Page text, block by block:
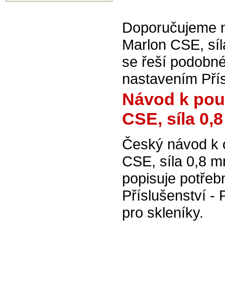
Doporučujeme
Marlon CSE,
se řeší
nastavením
Návod k
CSE, síla
Český návod k
CSE, síla 0,8
popisuje
Příslušenství -
pro skleníky.